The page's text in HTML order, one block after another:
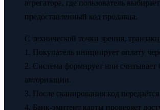
агрегатора, где пользователь
предоставленный код продавца.
С технической точки зрения,
1. Покупатель инициирует оплату
2. Система формирует или
авторизации.
3. После сканирования код
4. Банк-эмитент карты проверяет